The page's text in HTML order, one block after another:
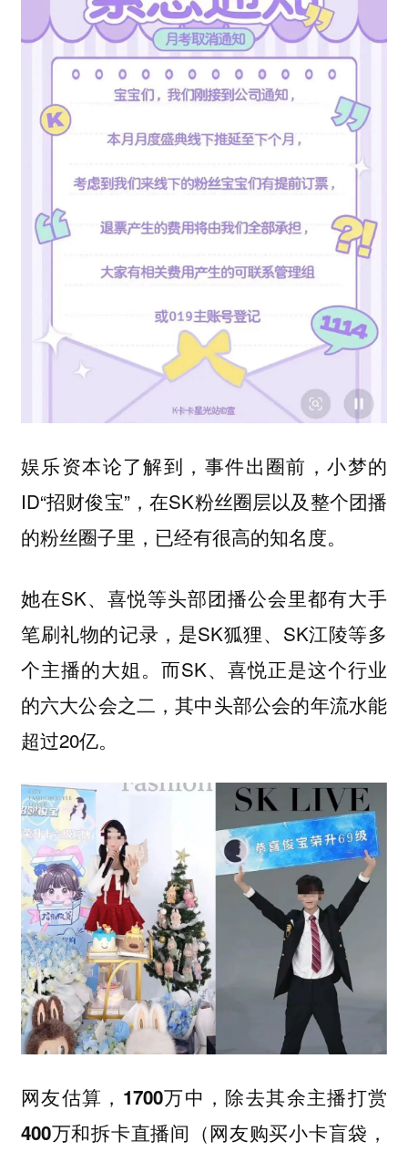
娱乐资本论了解到，事件出圈前，小梦的
ID“招财俊宝”，在SK粉丝圈层以及整个团播
的粉丝圈子里，已经有很高的知名度。
她在SK、喜悦等头部团播公会里都有大手
笔刷礼物的记录，是SK狐狸、SK江陵等多
个主播的大姐。而SK、喜悦正是这个行业
的六大公会之二，其中头部公会的年流水能
超过20亿。
网友估算，1700万中，除去其余主播打赏
400万和拆卡直播间（网友购买小卡盲袋，